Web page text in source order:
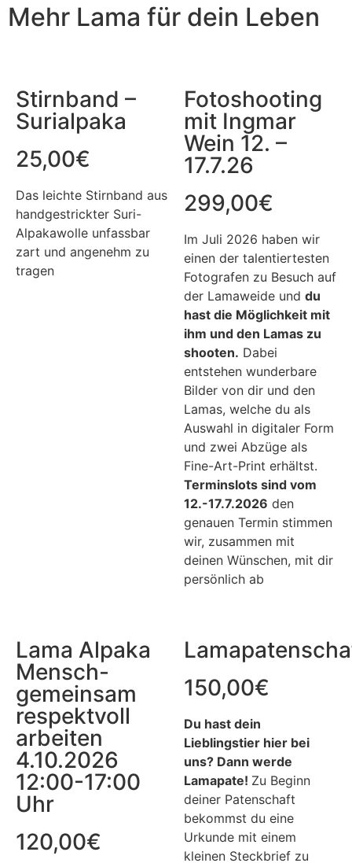
Mehr Lama für dein Leben
Stirnband –
Surialpaka
25,00€
Das leichte Stirnband aus
handgestrickter Suri-
Alpakawolle unfassbar
zart und angenehm zu
tragen
Fotoshooting
mit Ingmar
Wein 12. –
17.7.26
299,00€
Im Juli 2026 haben wir
einen der talentiertesten
Fotografen zu Besuch auf
der Lamaweide und du
hast die Möglichkeit mit
ihm und den Lamas zu
shooten. Dabei
entstehen wunderbare
Bilder von dir und den
Lamas, welche du als
Auswahl in digitaler Form
und zwei Abzüge als
Fine-Art-Print erhältst.
Terminslots sind vom
12.-17.7.2026 den
genauen Termin stimmen
wir, zusammen mit
deinen Wünschen, mit dir
persönlich ab
Lama Alpaka
Mensch-
gemeinsam
respektvoll
arbeiten
4.10.2026
12:00-17:00
Uhr
120,00€
150,00€
Du hast dein
Lieblingstier hier bei
uns? Dann werde
Lamapate! Zu Beginn
deiner Patenschaft
bekommst du eine
Urkunde mit einem
kleinen Steckbrief zu